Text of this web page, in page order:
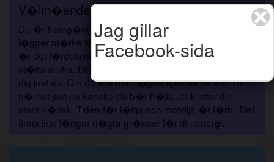
V�lm�ende
Du �r framg�ngsrik p� jobbet, och �ven om ingen
l�gger m�rke till det eller visar n�gon uppskattning,
�r det f�rdelaktigt f�r dig att vara redo att hj�lpa och
st�tta andra. Dina n�ra och k�ra kommer att st�tta
dig just nu. Om du inte har n�gon speciell person i din
n�rhet just nu kanske du b�r h�lla utkik efter din
stora k�rlek. Tiden f�r l�ttja och motvilja �r f�rbi. Det
finns inte l�ngre n�gra gr�nser f�r din energi.
Jag gillar
Facebook-sida